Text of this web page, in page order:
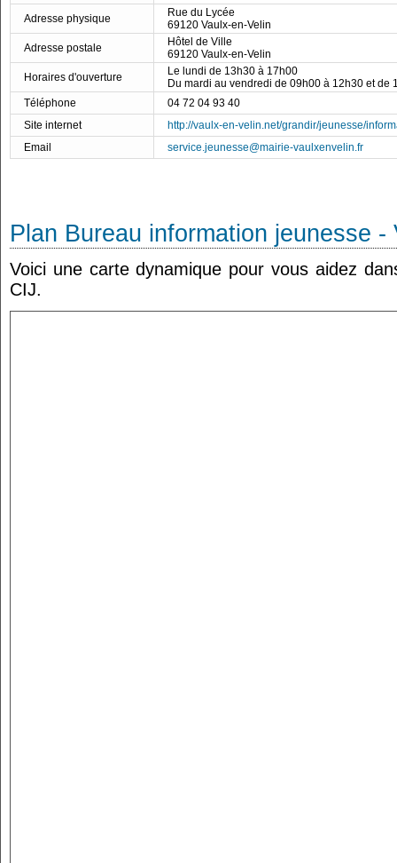
Adresse physique
Rue du Lycée
69120 Vaulx-en-Velin
Adresse postale
Hôtel de Ville
69120 Vaulx-en-Velin
Horaires d'ouverture
Le lundi de 13h30 à 17h00
Du mardi au vendredi de 09h00 à 12h30 et de
Téléphone
04 72 04 93 40
Site internet
http://vaulx-en-velin.net/grandir/jeunesse/
Email
service.jeunesse@mairie-vaulxenvelin.fr
Plan Bureau information jeunesse -
Voici une carte dynamique pour vous aidez
CIJ.